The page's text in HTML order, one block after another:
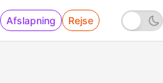
Afslapning Rejse